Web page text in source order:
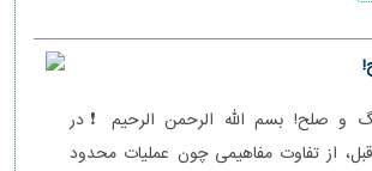
و صلح! بسم الله الرحمن الرحیم ❗️در
از تفاوت مفاهیمی چون عملیات محدود